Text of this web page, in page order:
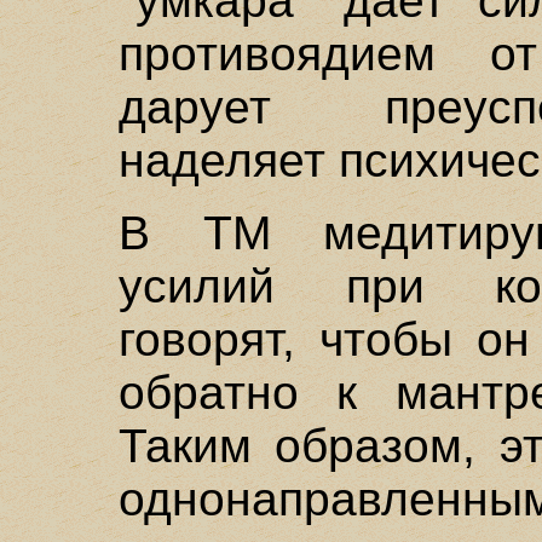
противоядием
дарует
наделяет
В ТМ
усилий при
говорят, чтобы
обратно к
Таким образом,